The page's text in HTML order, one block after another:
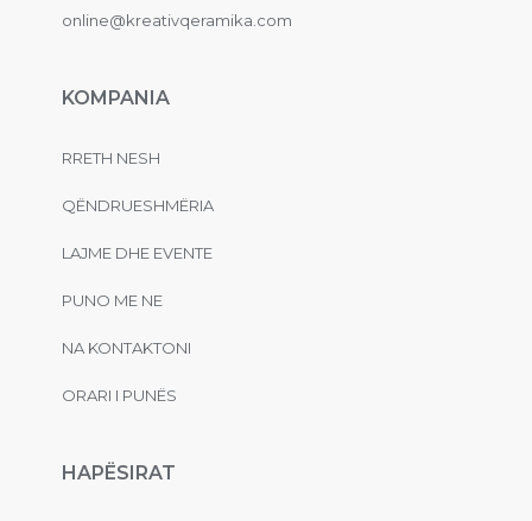
online@kreativqeramika.com
KOMPANIA
RRETH NESH
QËNDRUESHMËRIA
LAJME DHE EVENTE
PUNO ME NE
NA KONTAKTONI
ORARI I PUNËS
HAPËSIRAT